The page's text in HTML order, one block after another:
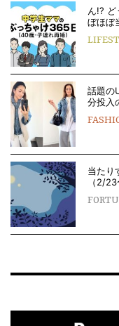
ん!?
ぼほぼ
話題の
分投入
当たり
（2/